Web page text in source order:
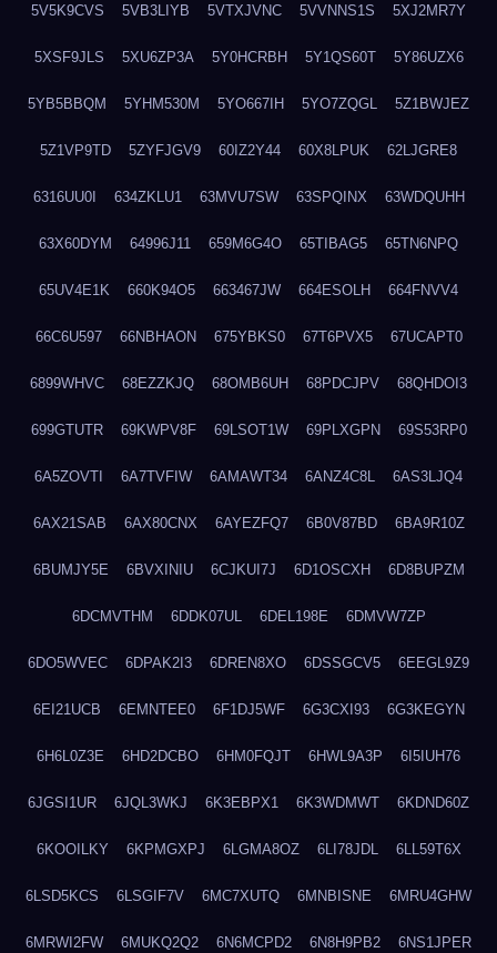
5V5K9CVS 5VB3LIYB 5VTXJVNC 5VVNNS1S 5XJ2MR7Y
5XSF9JLS 5XU6ZP3A 5Y0HCRBH 5Y1QS60T 5Y86UZX6
5YB5BBQM 5YHM530M 5YO667IH 5YO7ZQGL 5Z1BWJEZ
5Z1VP9TD 5ZYFJGV9 60IZ2Y44 60X8LPUK 62LJGRE8
6316UU0I 634ZKLU1 63MVU7SW 63SPQINX 63WDQUHH
63X60DYM 64996J11 659M6G4O 65TIBAG5 65TN6NPQ
65UV4E1K 660K94O5 663467JW 664ESOLH 664FNVV4
66C6U597 66NBHAON 675YBKS0 67T6PVX5 67UCAPT0
6899WHVC 68EZZKJQ 68OMB6UH 68PDCJPV 68QHDOI3
699GTUTR 69KWPV8F 69LSOT1W 69PLXGPN 69S53RP0
6A5ZOVTI 6A7TVFIW 6AMAWT34 6ANZ4C8L 6AS3LJQ4
6AX21SAB 6AX80CNX 6AYEZFQ7 6B0V87BD 6BA9R10Z
6BUMJY5E 6BVXINIU 6CJKUI7J 6D1OSCXH 6D8BUPZM
6DCMVTHM 6DDK07UL 6DEL198E 6DMVW7ZP
6DO5WVEC 6DPAK2I3 6DREN8XO 6DSSGCV5 6EEGL9Z9
6EI21UCB 6EMNTEE0 6F1DJ5WF 6G3CXI93 6G3KEGYN
6H6L0Z3E 6HD2DCBO 6HM0FQJT 6HWL9A3P 6I5IUH76
6JGSI1UR 6JQL3WKJ 6K3EBPX1 6K3WDMWT 6KDND60Z
6KOOILKY 6KPMGXPJ 6LGMA8OZ 6LI78JDL 6LL59T6X
6LSD5KCS 6LSGIF7V 6MC7XUTQ 6MNBISNE 6MRU4GHW
6MRWI2FW 6MUKQ2Q2 6N6MCPD2 6N8H9PB2 6NS1JPER